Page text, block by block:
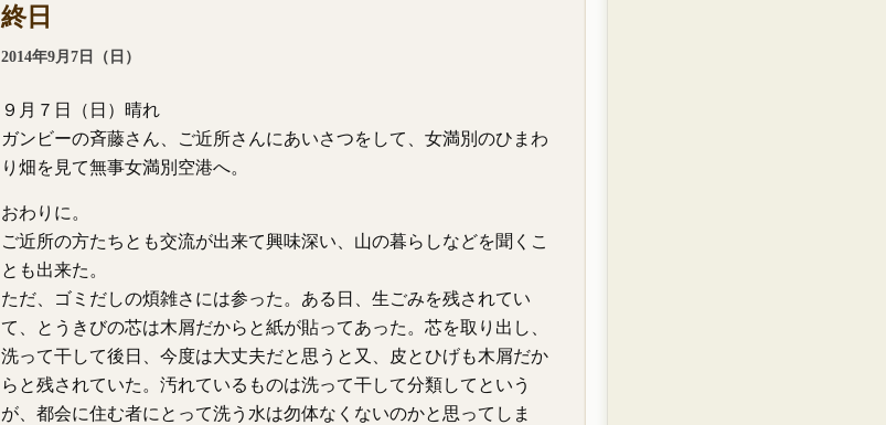
終日
2014年9月7日（日）
９月７日（日）晴れ
ガンビーの斉藤さん、ご近所さんにあいさつをして、女満別のひまわ
り畑を見て無事女満別空港へ。
おわりに。
ご近所の方たちとも交流が出来て興味深い、山の暮らしなどを聞くこ
とも出来た。
ただ、ゴミだしの煩雑さには参った。ある日、生ごみを残されてい
て、とうきびの芯は木屑だからと紙が貼ってあった。芯を取り出し、
洗って干して後日、今度は大丈夫だと思うと又、皮とひげも木屑だか
らと残されていた。汚れているものは洗って干して分類してという
が、都会に住む者にとって洗う水は勿体なくないのかと思ってしま